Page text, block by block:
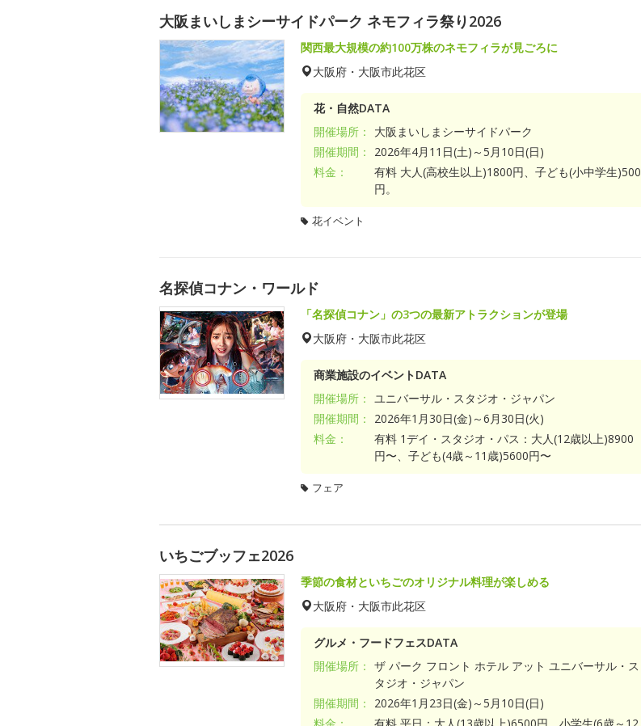
大阪まいしまシーサイドパーク ネモフィラ祭り2026
関西最大規模の約100万株のネモフィラが見ごろに
大阪府・大阪市此花区
花・自然DATA
開催場所：
大阪まいしまシーサイドパーク
開催期間：
2026年4月11日(土)～5月10日(日)
料金：
有料 大人(高校生以上)1800円、子ども(小中学生)500
円。
花イベント
名探偵コナン・ワールド
「名探偵コナン」の3つの最新アトラクションが登場
大阪府・大阪市此花区
商業施設のイベントDATA
開催場所：
ユニバーサル・スタジオ・ジャパン
開催期間：
2026年1月30日(金)～6月30日(火)
料金：
有料 1デイ・スタジオ・パス：大人(12歳以上)8900
円〜、子ども(4歳～11歳)5600円〜
フェア
いちごブッフェ2026
季節の食材といちごのオリジナル料理が楽しめる
大阪府・大阪市此花区
グルメ・フードフェスDATA
開催場所： ザ パーク フロント ホテル アット ユニバーサル・ス
タジオ・ジャパン
開催期間：
2026年1月23日(金)～5月10日(日)